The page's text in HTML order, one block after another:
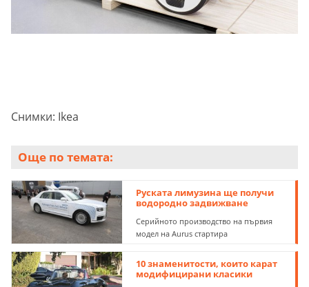
Снимки: Ikea
Още по темата:
Руската лимузина ще получи
водородно задвижване
Серийното производство на първия
модел на Aurus стартира
10 знаменитости, които карат
модифицирани класики